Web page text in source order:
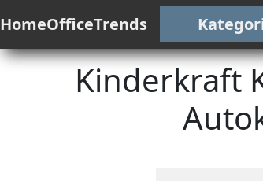
HomeOfficeTrends
Kinderkraft